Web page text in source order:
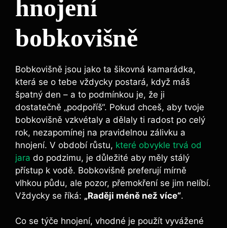
hnojení
bobkovišně
Bobkovišně jsou jako ta šikovná kamarádka,
která se o tebe vždycky postará, když máš
špatný den – a to podmínkou je, že ji
dostatečně „podpoříš“. Pokud chceš, aby tvoje
bobkovišně vzkvétaly a dělaly ti radost po celý
rok, nezapomínej na pravidelnou zálivku a
hnojení. V období růstu, které obvykle trvá od
jara do podzimu, je důležité aby měly stálý
přístup k vodě. Bobkovišně preferují mírně
vlhkou půdu, ale pozor, přemokření se jim nelíbí.
Vždycky se říká: „Raději méně než více“.
Co se týče hnojení, vhodné je použít vyvážené